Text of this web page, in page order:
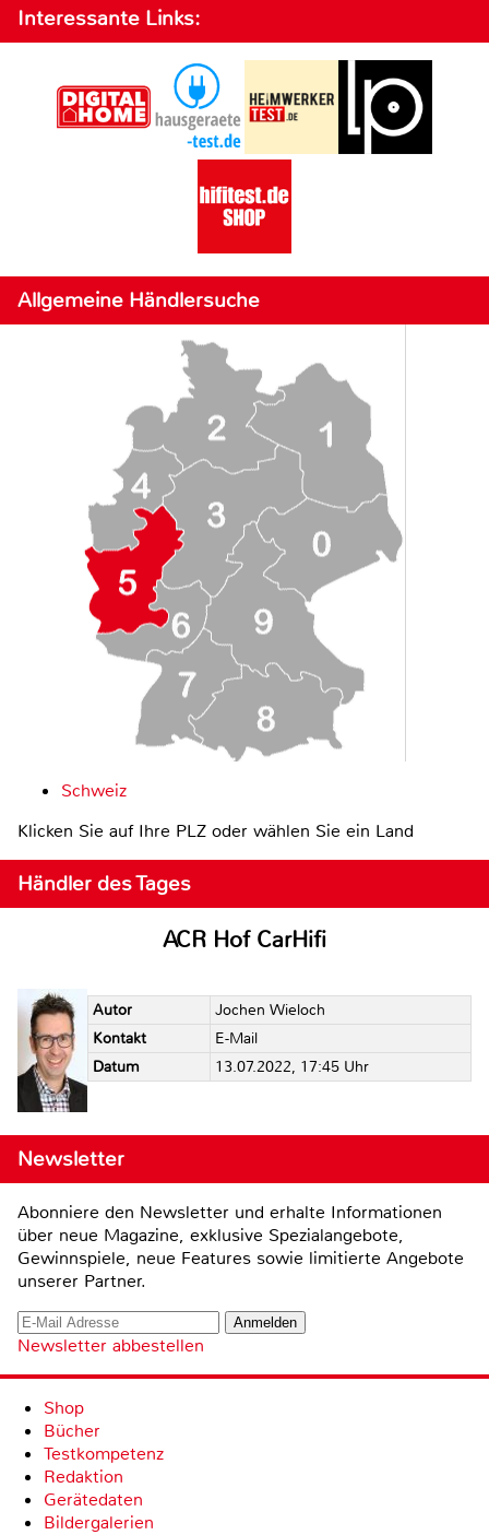
Interessante Links:
Allgemeine Händlersuche
Schweiz
Klicken Sie auf Ihre PLZ oder wählen Sie ein Land
Händler des Tages
ACR Hof CarHifi
Autor
Jochen Wieloch
Kontakt
E-Mail
Datum
13.07.2022, 17:45 Uhr
Newsletter
Abonniere den Newsletter und erhalte Informationen
über neue Magazine, exklusive Spezialangebote,
Gewinnspiele, neue Features sowie limitierte Angebote
unserer Partner.
Newsletter abbestellen
Shop
Bücher
Testkompetenz
Redaktion
Gerätedaten
Bildergalerien